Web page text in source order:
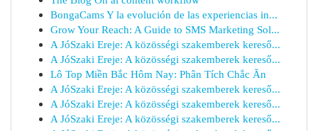
BongaCams Y la evolución de las experiencias in...
Grow Your Reach: A Guide to SMS Marketing Sol...
A JóSzaki Ereje: A közösségi szakemberek kereső...
A JóSzaki Ereje: A közösségi szakemberek kereső...
Lô Top Miền Bắc Hôm Nay: Phân Tích Chắc Ăn
A JóSzaki Ereje: A közösségi szakemberek kereső...
A JóSzaki Ereje: A közösségi szakemberek kereső...
A JóSzaki Ereje: A közösségi szakemberek kereső...